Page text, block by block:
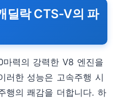
딜락 CTS-V의 파
력의 강력한 V8 엔진을
러한 성능은 고속주행 시
행의 쾌감을 더합니다. 하